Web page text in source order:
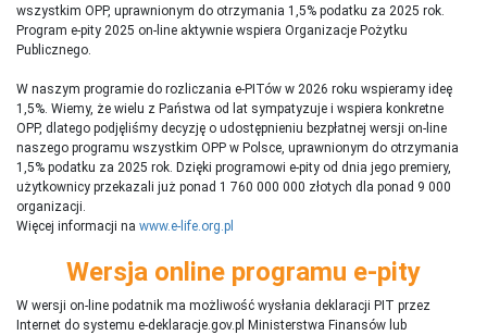
wszystkim OPP, uprawnionym do otrzymania 1,5% podatku za 2025 rok.
Program e-pity 2025 on-line aktywnie wspiera Organizacje Pożytku
Publicznego.
W naszym programie do rozliczania e-PITów w 2026 roku wspieramy ideę
1,5%. Wiemy, że wielu z Państwa od lat sympatyzuje i wspiera konkretne
OPP, dlatego podjęliśmy decyzję o udostępnieniu bezpłatnej wersji on-line
naszego programu wszystkim OPP w Polsce, uprawnionym do otrzymania
1,5% podatku za 2025 rok. Dzięki programowi e-pity od dnia jego premiery,
użytkownicy przekazali już ponad 1 760 000 000 złotych dla ponad 9 000
organizacji.
Więcej informacji na www.e-life.org.pl
Wersja online programu e-pity
W wersji on-line podatnik ma możliwość wysłania deklaracji PIT przez
Internet do systemu e-deklaracje.gov.pl Ministerstwa Finansów lub